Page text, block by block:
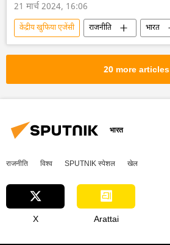
21 मार्च 2024, 16:06
केंद्रीय खुफिया एजेंसी राजनीति
भारत
भारत सरकार
ख़ालिस्तान आंदोलन
अमेरिकी कांग्रेस
वाशिंगटन डीसी
20 more articles
भारत
राजनीति विश्व SPUTNIK स्पेशल खेल
X Arattai